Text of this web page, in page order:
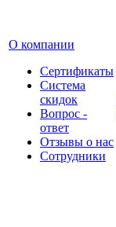
О компании
Сертификаты
Система
скидок
Вопрос -
ответ
Отзывы о нас
Сотрудники